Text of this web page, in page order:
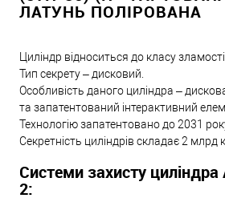
ЛАТУНЬ ПОЛІРОВАНА
Циліндр відноситься до класу
Тип секрету – дисковий.
Особливість даного циліндра –
та запатентований інтерактивний
Технологію запатентовано до 2031
Секретність циліндрів складає 2 млрд
Системи захисту
2: